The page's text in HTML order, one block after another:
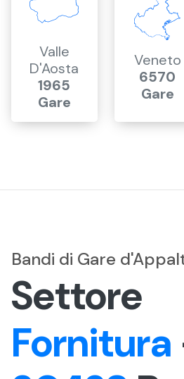
Valle
D'Aosta
1965
Gare
Veneto
6570
Gare
Bandi di Gare
Settore
Fornitura